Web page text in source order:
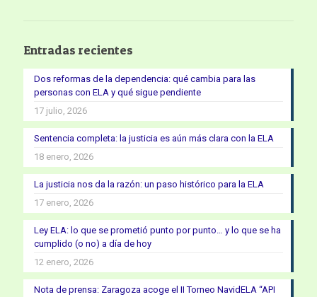
Entradas recientes
Dos reformas de la dependencia: qué cambia para las
personas con ELA y qué sigue pendiente
17 julio, 2026
Sentencia completa: la justicia es aún más clara con la ELA
18 enero, 2026
La justicia nos da la razón: un paso histórico para la ELA
17 enero, 2026
Ley ELA: lo que se prometió punto por punto… y lo que se ha
cumplido (o no) a día de hoy
12 enero, 2026
Nota de prensa: Zaragoza acoge el II Torneo NavidELA “API